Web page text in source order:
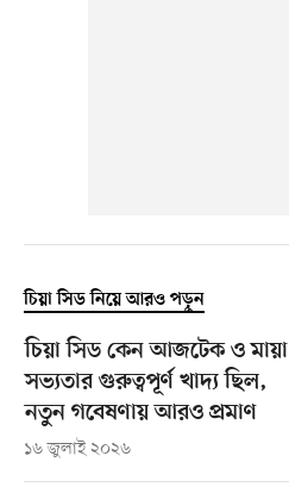
চিয়া সিড নিয়ে আরও পড়ুন
চিয়া সিড কেন আজটেক ও মায়া
সভ্যতার গুরুত্বপূর্ণ খাদ্য ছিল,
নতুন গবেষণায় আরও প্রমাণ
১৬ জুলাই ২০২৬